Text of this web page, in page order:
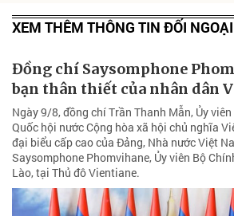
XEM THÊM THÔNG TIN ĐỐI NGOẠI
Đồng chí Saysomphone
bạn thân thiết của nhân dân
Ngày 9/8, đồng chí Trần Thanh Mẫn, Ủy
Quốc hội nước Cộng hòa xã hội chủ nghĩa
đại biểu cấp cao của Đảng, Nhà nước Việt
Saysomphone Phomvihane, Ủy viên Bộ
Lào, tại Thủ đô Vientiane.